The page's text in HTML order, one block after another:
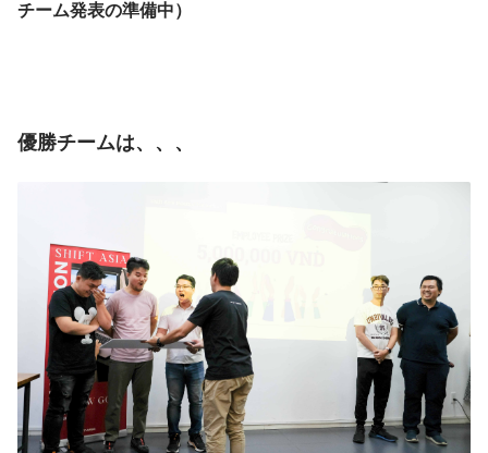
チーム発表の準備中）
優勝チームは、、、